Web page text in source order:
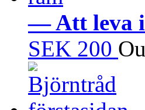
— Att leva
SEK 200